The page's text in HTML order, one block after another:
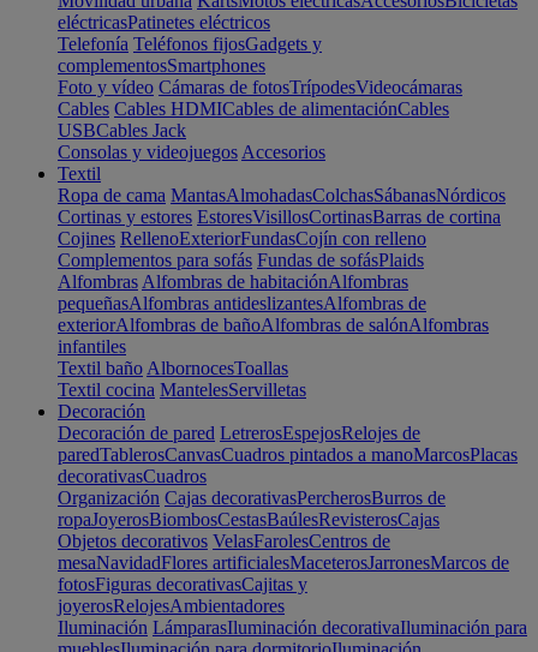
eléctricasPatinetes eléctricos
Telefonía Teléfonos fijosGadgets y
complementosSmartphones
Foto y vídeo Cámaras de fotosTrípodesVideocámaras
Cables Cables HDMICables de alimentaciónCables
USBCables Jack
Consolas y videojuegos Accesorios
Textil
Ropa de cama MantasAlmohadasColchasSábanasNórdicos
Cortinas y estores EstoresVisillosCortinasBarras de cortina
Cojines RellenoExteriorFundasCojín con relleno
Complementos para sofás Fundas de sofásPlaids
Alfombras Alfombras de habitaciónAlfombras
pequeñasAlfombras antideslizantesAlfombras de
exteriorAlfombras de bañoAlfombras de salónAlfombras
infantiles
Textil baño AlbornocesToallas
Textil cocina MantelesServilletas
Decoración
Decoración de pared LetrerosEspejosRelojes de
paredTablerosCanvasCuadros pintados a manoMarcosPlacas
decorativasCuadros
Organización Cajas decorativasPercherosBurros de
ropaJoyerosBiombosCestasBaúlesRevisterosCajas
Objetos decorativos VelasFarolesCentros de
mesaNavidadFlores artificialesMaceterosJarronesMarcos de
fotosFiguras decorativasCajitas y
joyerosRelojesAmbientadores
Iluminación LámparasIluminación decorativaIluminación para